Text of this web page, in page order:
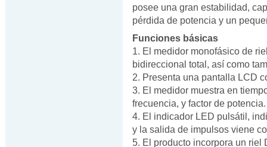
posee una gran estabilidad,
pérdida de potencia y un
Funciones básicas
1. El medidor monofásico de
bidireccional total, así como
2. Presenta una pantalla LCD
3. El medidor muestra en
frecuencia, y factor de potencia.
4. El indicador LED pulsátil,
y la salida de impulsos viene
5. El producto incorpora un riel